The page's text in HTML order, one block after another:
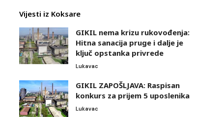
Vijesti iz Koksare
GIKIL nema krizu rukovođenja:
Hitna sanacija pruge i dalje je
ključ opstanka privrede
Lukavac
GIKIL ZAPOŠLJAVA: Raspisan
konkurs za prijem 5 uposlenika
Lukavac